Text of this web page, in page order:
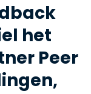
het
Peer